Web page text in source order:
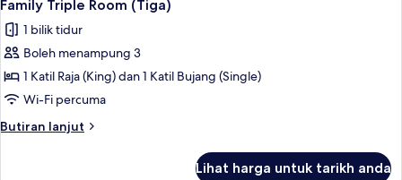
semua
foto
untuk
Family
Triple
Room
(Tiga)
Family Triple Room (Tiga)
1 bilik tidur
Boleh menampung 3
1 Katil Raja (King) dan 1 Katil Bujang (Single)
Wi-Fi percuma
Butiran lanjut
Butiran
Lihat harga untuk tarikh anda